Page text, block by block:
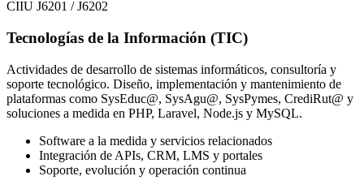
CIIU J6201 / J6202
Tecnologías de la Información (TIC)
Actividades de desarrollo de sistemas informáticos, consultoría y
soporte tecnológico. Diseño, implementación y mantenimiento de
plataformas como SysEduc@, SysAgu@, SysPymes, CrediRut@ y
soluciones a medida en PHP, Laravel, Node.js y MySQL.
Software a la medida y servicios relacionados
Integración de APIs, CRM, LMS y portales
Soporte, evolución y operación continua